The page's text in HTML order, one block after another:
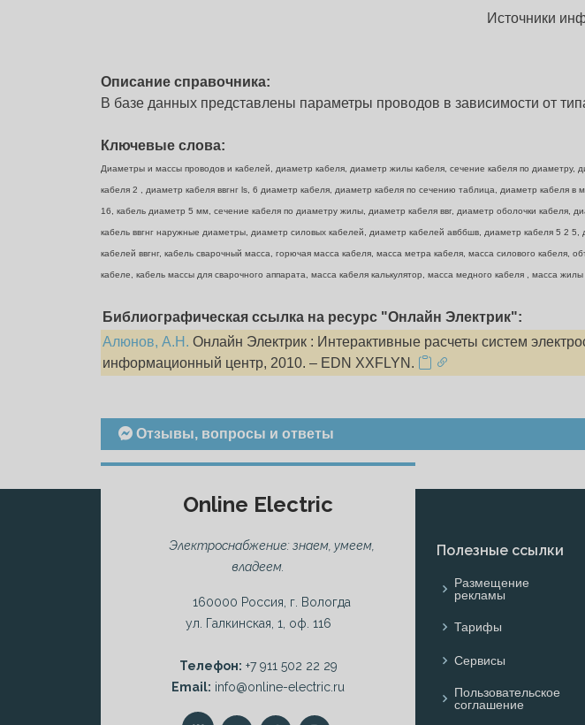
Источники
Описание справочника:
В базе данных представлены параметры проводов в зависимости от
Ключевые слова:
Диаметры и массы проводов и кабелей, диаметр кабеля, диаметр жилы кабеля, сечение кабеля по
кабеля 2 , диаметр кабеля ввгнг ls, 6 диаметр кабеля, диаметр кабеля по сечению таблица, диаметр
16, кабель диаметр 5 мм, сечение кабеля по диаметру жилы, диаметр кабеля ввг, диаметр оболочки
кабель ввгнг наружные диаметры, диаметр силовых кабелей, диаметр кабелей авббшв, диаметр кабеля 5 2
кабелей ввгнг, кабель сварочный масса, горючая масса кабеля, масса метра кабеля, масса силового
кабеле, кабель массы для сварочного аппарата, масса кабеля калькулятор, масса медного кабеля , масса
Библиографическая ссылка на ресурс "Онлайн Электрик":
Алюнов, А.Н. Онлайн Электрик : Интерактивные расчеты систем
информационный центр, 2010. – EDN XXFLYN.
Отзывы, вопросы и ответы
Online Electric
Электроснабжение: знаем, умеем,
владеем.
160000 Россия, г. Вологда
ул. Галкинская, 1, оф. 116
Телефон: +7 911 502 22 29
Email: info@online-electric.ru
Полезные ссылки
Размещение
рекламы
Тарифы
Сервисы
Пользовательское
соглашение